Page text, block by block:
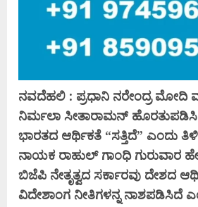
ನವದೆಹಲಿ : ಪ್ರಧಾನಿ ನರೇಂದ್ರ ಮೋದಿ
ನಿರ್ಮಲಾ ಸೀತಾರಾಮನ್
ಭಾರತದ ಆರ್ಥಿಕತೆ “ಸತ್ತಿದೆ” ಎಂದು
ನಾಯಕ ರಾಹುಲ್ ಗಾಂಧಿ ಗುರುವಾರ
ಬಿಜೆಪಿ ನೇತೃತ್ವದ ಸರ್ಕಾರವು ದೇಶದ
ವಿದೇಶಾಂಗ ನೀತಿಗಳನ್ನ ನಾಶಪಡಿಸಿದೆ